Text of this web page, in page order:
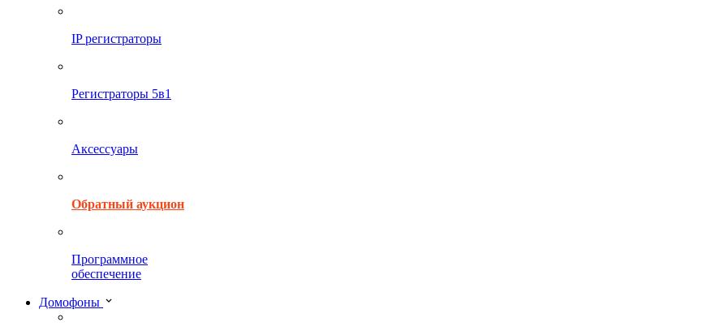
IP регистраторы
Регистраторы 5в1
Аксессуары
Обратный аукцион
Программное
обеспечение
Домофоны